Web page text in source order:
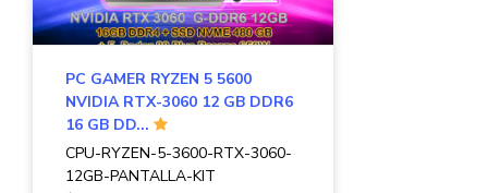
PC GAMER RYZEN 5 5600
NVIDIA RTX-3060 12 GB DDR6
16 GB DD...
CPU-RYZEN-5-3600-RTX-3060-
12GB-PANTALLA-KIT